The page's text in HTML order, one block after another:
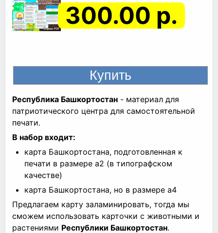
300.00 р.
Республика Башкортостан - материал для
патриотического центра для самостоятельной
печати.
В набор входит:
карта Башкортостана, подготовленная к
печати в размере а2 (в типографском
качестве)
карта Башкортостана, но в размере а4
Предлагаем карту заламинировать, тогда мы
сможем использовать карточки с животными и
растениями Республики Башкортостан.